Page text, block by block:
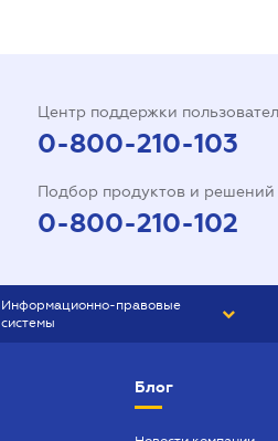
Центр поддержки
0-800-210-103
Подбор продуктов и решений
0-800-210-102
Информационно-правовые
системы
Блог